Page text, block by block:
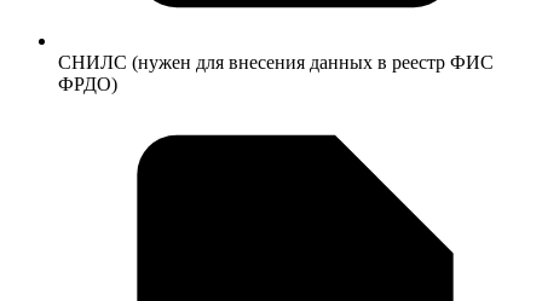
СНИЛС (нужен для внесения данных в реестр ФИС
ФРДО)